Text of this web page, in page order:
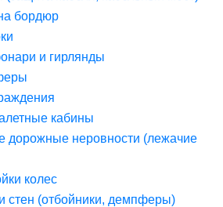
бордюр
и гирлянды
кабины
дорожные неровности (лежачие
колес
стен (отбойники, демпферы)